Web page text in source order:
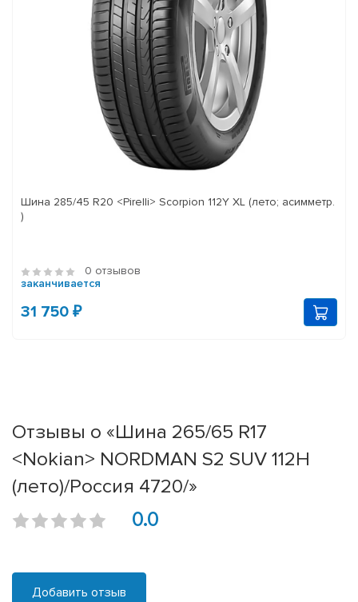
Шина 285/45 R20 <Pirelli> Scorpion 112Y XL (лето; асимметр.
)
0 отзывов
заканчивается
31 750 ₽
Отзывы о «Шина 265/65 R17
<Nokian> NORDMAN S2 SUV 112H
(лето)/Россия 4720/»
0.0
Добавить отзыв